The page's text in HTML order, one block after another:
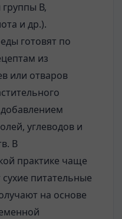
В,
и др.).
готовят по
из
или отваров
углеводов и
В
практике чаще
питательные
на основе